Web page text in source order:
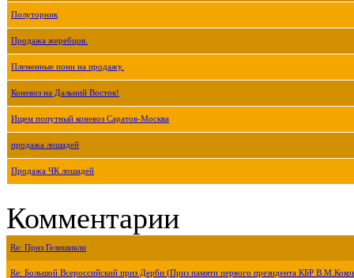
Полуторник
Продажа жеребцов.
Племенные пони на продажу.
Коневоз на Дальний Восток!
Ищем попутный коневоз Саратов-Москва
продажа лошадей
Продажа ЧК лошадей
Комментарии
Re: Приз Гелишикли
Re: Большой Всероссийский приз Дерби (Приз памяти первого президента КБР